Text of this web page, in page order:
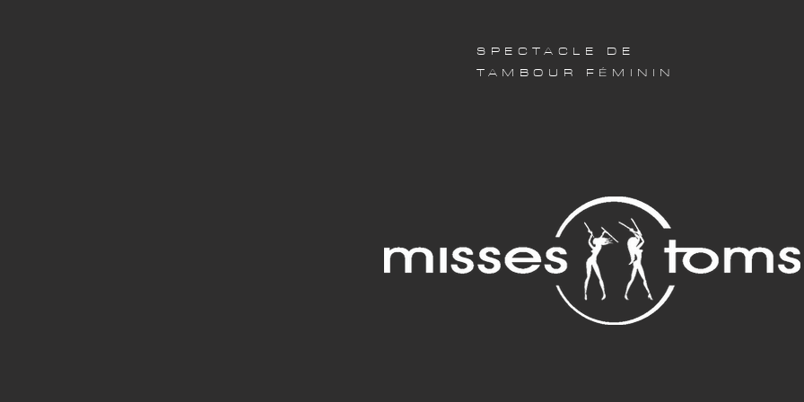
SPECTACLE DE
TAMBOUR FÉMININ